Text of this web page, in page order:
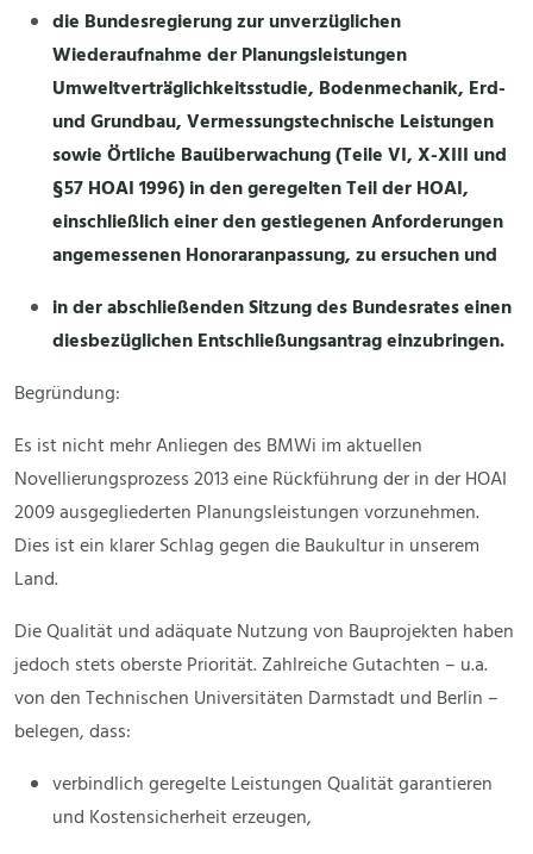
die Bundesregierung zur unverzüglichen
Wiederaufnahme der Planungsleistungen
Umweltverträglichkeitsstudie, Bodenmechanik, Erd-
und Grundbau, Vermessungstechnische Leistungen
sowie Örtliche Bauüberwachung (Teile VI, X-XIII und
§57 HOAI 1996) in den geregelten Teil der HOAI,
einschließlich einer den gestiegenen Anforderungen
angemessenen Honoraranpassung, zu ersuchen und
in der abschließenden Sitzung des Bundesrates einen
diesbezüglichen Entschließungsantrag einzubringen.
Begründung:
Es ist nicht mehr Anliegen des BMWi im aktuellen
Novellierungsprozess 2013 eine Rückführung der in der HOAI
2009 ausgegliederten Planungsleistungen vorzunehmen.
Dies ist ein klarer Schlag gegen die Baukultur in unserem
Land.
Die Qualität und adäquate Nutzung von Bauprojekten haben
jedoch stets oberste Priorität. Zahlreiche Gutachten – u.a.
von den Technischen Universitäten Darmstadt und Berlin –
belegen, dass:
verbindlich geregelte Leistungen Qualität garantieren
und Kostensicherheit erzeugen,